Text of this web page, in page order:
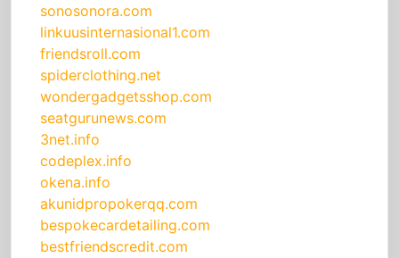
sonosonora.com
linkuusinternasional1.com
friendsroll.com
spiderclothing.net
wondergadgetsshop.com
seatgurunews.com
3net.info
codeplex.info
okena.info
akunidpropokerqq.com
bespokecardetailing.com
bestfriendscredit.com